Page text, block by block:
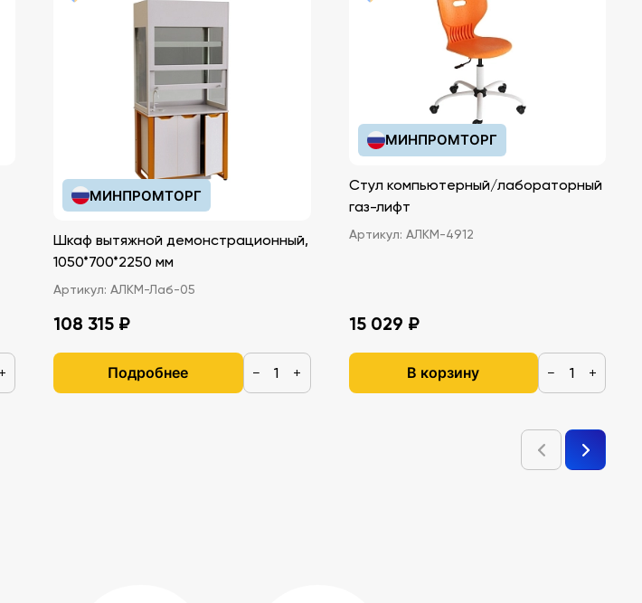
+
МИНПРОМТОРГ
Шкаф вытяжной демонстрационный,
1050*700*2250 мм
Артикул: АЛКМ-Лаб-05
108 315 ₽
Подробнее − +
МИНПРОМТОРГ
Стул компьютерный/лабораторный
газ-лифт
Артикул: АЛКМ-4912
15 029 ₽
В корзину − +